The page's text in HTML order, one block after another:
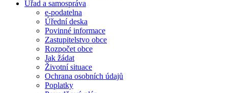
Úřad a samospráva
e-podatelna
Úřední deska
Povinné informace
Zastupitelstvo obce
Rozpočet obce
Jak žádat
Životní situace
Ochrana osobních údajů
Poplatky